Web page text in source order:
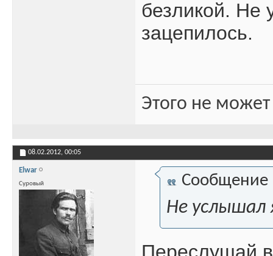
безликой. Не
зацепилось.
Этого не
08.02.2012, 00:05
Elwar
Суровый Сообщение
Не услышал